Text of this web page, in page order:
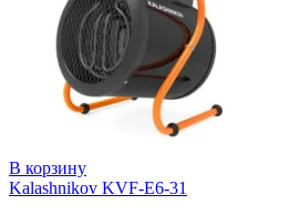
В корзину
Kalashnikov KVF-E6-31